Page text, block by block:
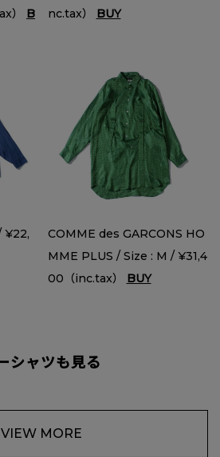
） B
nc.tax） BUY
¥22,
COMME des GARCONS HO
MME PLUS / Size : M / ¥31,4
00（inc.tax） BUY
シャツも見る
VIEW MORE